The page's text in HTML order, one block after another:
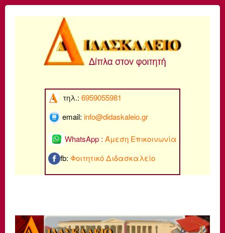
τηλ.: 6959055981
email: info@didaskaleio.gr
WhatsApp : Άμεση Επικοινωνία
fb: Φοιτητικό Διδασκαλείο